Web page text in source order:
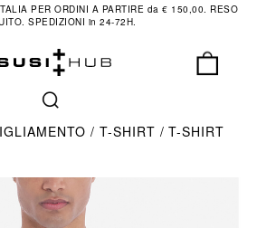
PER ORDINI A PARTIRE da € 150,00. RESO
SPEDIZIONI in 24-72H.
T-SHIRT T-SHIRT